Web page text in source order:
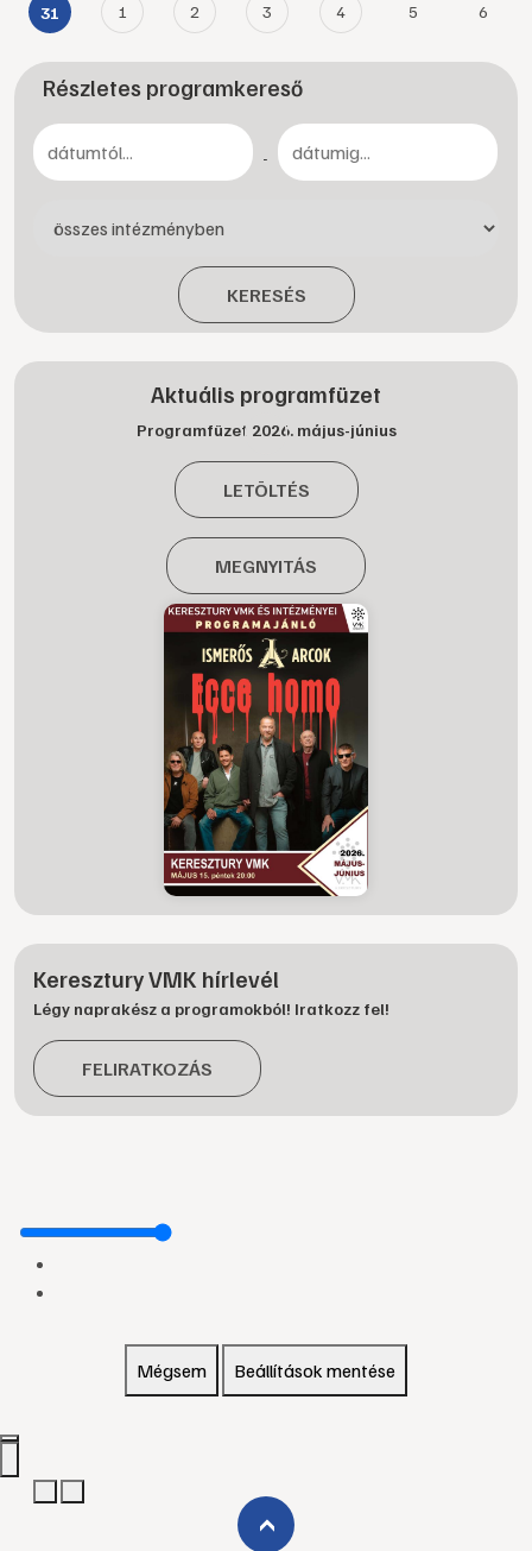
31 1 2 3 4 5 6
Részletes programkereső
-
KERESÉS
Aktuális programfüzet
Programfüzet 2026. május-június
LETÖLTÉS
MEGNYITÁS
Keresztury VMK hírlevél
Légy naprakész a programokból! Iratkozz fel!
FELIRATKOZÁS
Mégsem Beállítások mentése
›